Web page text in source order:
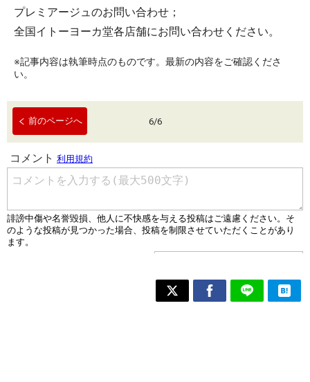
プレミアージュのお問い合わせ；
全国イトーヨーカ堂各店舗にお問い合わせください。
※記事内容は執筆時点のものです。最新の内容をご確認くださ
い。
前のページへ 6/6